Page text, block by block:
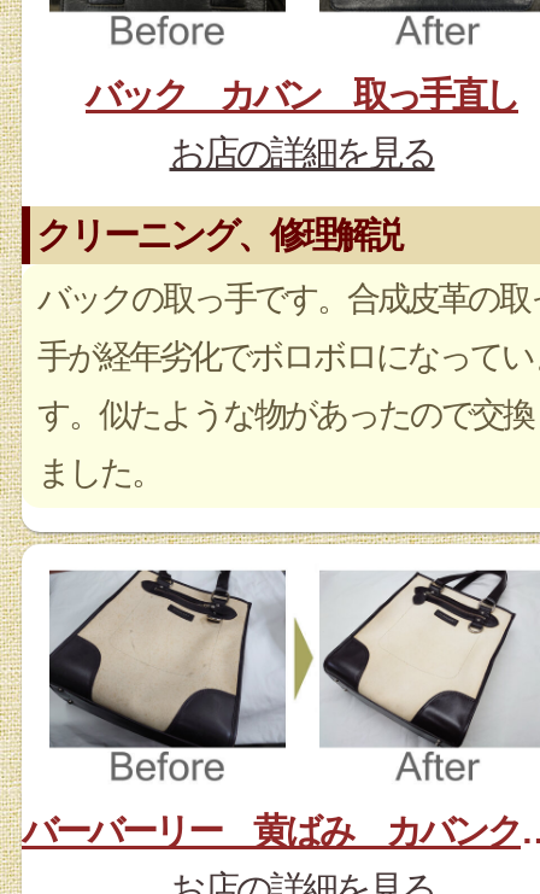
バック カバン 取っ手直し
お店の詳細を見る
クリーニング、修理解説
バックの取っ手です。合成皮革の取
手が経年劣化でボロボロになって
す。似たような物があったので交
ました。
バーバー